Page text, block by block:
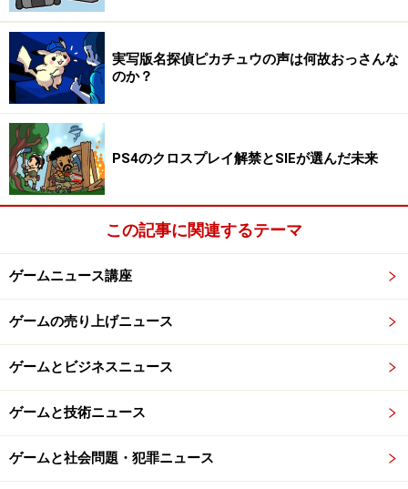
かし、実は任天堂以外のメーカーはそれほどその中でソ
フト販売を伸ばせていません。そこには、それまで主流
ハードであったPS2で培ってきたマーケティングノウハ
ウがDSには全く通用しないということが、1つ大きな理
由として挙げられると思います。
つまりユーザー層が変化した為に、どういうゲームを、
どういうアプローチでお客さんにプレゼンテーション売
っていくか、という部分の蓄積が、使えなくなってしま
ったということなんです。従来型のゲームを今でと同じ
ように売っていたのでは売れない時代がきてしまったの
従来型ゲームはこのまま沈んでいってしまうのでしょう
か？ 次は、従来型ゲームを売る為にはどうしたらいい
のかを、考えてみたいと思います。
※記事内容は執筆時点のものです。最新の内容をご確認くださ
い。
実写版名探偵ピカチュウの声は何故おっさんな
のか？
PS4のクロスプレイ解禁とSIEが選んだ未来
この記事に関連するテーマ
ゲームニュース講座
ゲームの売り上げニュース
ゲームとビジネスニュース
ゲームと技術ニュース
ゲームと社会問題・犯罪ニュース